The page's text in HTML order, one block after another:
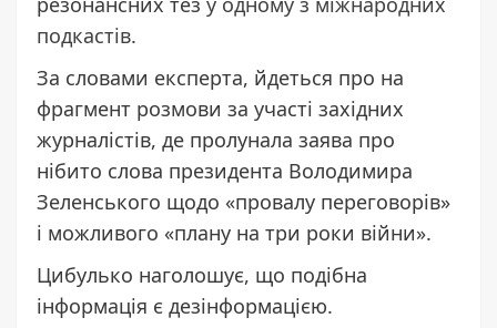
подкастів.
За словами експерта, йдеться про на
фрагмент розмови за участі західних
журналістів, де пролунала заява про
нібито слова президента Володимира
Зеленського щодо «провалу переговорів»
і можливого «плану на три роки війни».
Цибулько наголошує, що подібна
інформація є дезінформацією.